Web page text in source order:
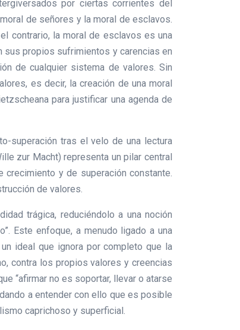
por ciertas corrientes del
de señores y la moral de esclavos.
contrario, la moral de esclavos es una
sus propios sufrimientos y carencias en
de cualquier sistema de valores. Sin
es decir, la creación de una moral
para justificar una agenda de
superación tras el velo de una lectura
zur Macht) representa un pilar central
crecimiento y de superación constante.
de valores.
trágica, reduciéndolo a una noción
Este enfoque, a menudo ligado a una
ideal que ignora por completo que la
contra los propios valores y creencias
“afirmar no es soportar, llevar o atarse
a entender con ello que es posible
caprichoso y superficial.